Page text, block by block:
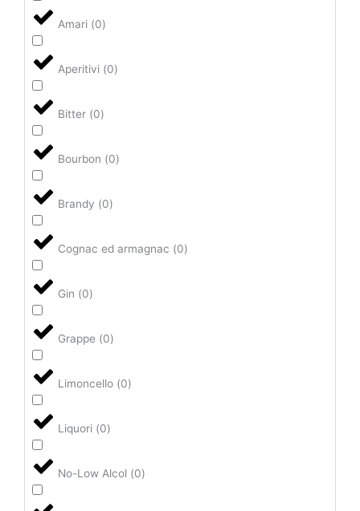
Amari (0)
Aperitivi (0)
Bitter (0)
Bourbon (0)
Brandy (0)
Cognac ed armagnac (0)
Gin (0)
Grappe (0)
Limoncello (0)
Liquori (0)
No-Low Alcol (0)